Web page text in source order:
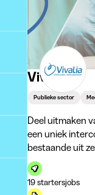
Vivalia
Publieke sector
Deel uitmaken
een uniek
bestaande uit
er
19 startersjobs